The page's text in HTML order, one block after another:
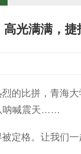
高光满满，
的比拼，青海
呐喊震天……
定格。让我们